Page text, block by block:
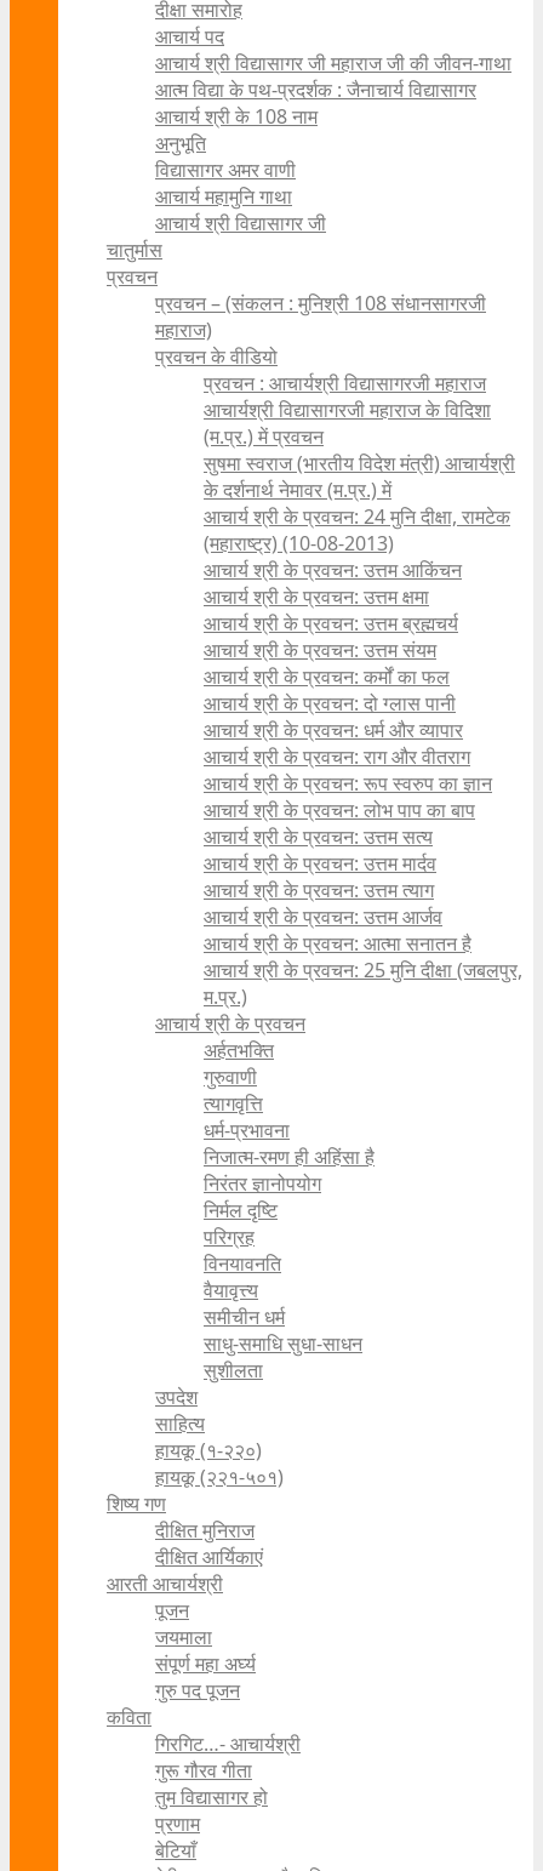
दीक्षा समारोह
आचार्य पद
आचार्य श्री विद्यासागर जी महाराज जी की जीवन-गाथा
आत्म विद्या के पथ-प्रदर्शक : जैनाचार्य विद्यासागर
आचार्य श्री के 108 नाम
अनुभूति
विद्यासागर अमर वाणी
आचार्य महामुनि गाथा
आचार्य श्री विद्यासागर जी
चातुर्मास
प्रवचन
प्रवचन – (संकलन : मुनिश्री 108 संधानसागरजी
महाराज)
प्रवचन के वीडियो
प्रवचन : आचार्यश्री ‍विद्यासागरजी महाराज
आचार्यश्री विद्यासागरजी महाराज के विदिशा
(म.प्र.) में प्रवचन
सुषमा स्वराज (भारतीय विदेश मंत्री) आचार्यश्री
के दर्शनार्थ नेमावर (म.प्र.) में
आचार्य श्री के प्रवचन: 24 मुनि दीक्षा, रामटेक
(महाराष्ट्र) (10-08-2013)
आचार्य श्री के प्रवचन: उत्तम आकिंचन
आचार्य श्री के प्रवचन: उत्तम क्षमा
आचार्य श्री के प्रवचन: उत्तम ब्रह्मचर्य
आचार्य श्री के प्रवचन: उत्तम संयम
आचार्य श्री के प्रवचन: कर्मों का फल
आचार्य श्री के प्रवचन: दो ग्लास पानी
आचार्य श्री के प्रवचन: धर्म और व्यापार
आचार्य श्री के प्रवचन: राग और वीतराग
आचार्य श्री के प्रवचन: रूप स्वरुप का ज्ञान
आचार्य श्री के प्रवचन: लोभ पाप का बाप
आचार्य श्री के प्रवचन: उत्तम सत्य
आचार्य श्री के प्रवचन: उत्तम मार्दव
आचार्य श्री के प्रवचन: उत्तम त्याग
आचार्य श्री के प्रवचन: उत्तम आर्जव
आचार्य श्री के प्रवचन: आत्मा सनातन है
आचार्य श्री के प्रवचन: 25 मुनि दीक्षा (जबलपुर,
म.प्र.)
आचार्य श्री के प्रवचन
अर्हतभक्ति
गुरुवाणी
त्यागवृत्ति
धर्म-प्रभावना
निजात्म-रमण ही अहिंसा है
निरंतर ज्ञानोपयोग
निर्मल दृष्टि
परिग्रह
विनयावनति
वैयावृत्त्य
समीचीन धर्म
साधु-समाधि सुधा-साधन
सुशीलता
उपदेश
साहित्य
हायकू (१‍-२२०)
हायकू (२२१-५०१)
शिष्य गण
दीक्षित मुनिराज
दीक्षित आर्यिकाएं
आरती आचार्यश्री
पूजन
जयमाला
संपूर्ण महा अर्घ्य
गुरु पद पूजन
कविता
गिरगिट…- आचार्यश्री
गुरू गौरव गीता
तुम विद्यासागर हो
प्रणाम
बेटियाँ